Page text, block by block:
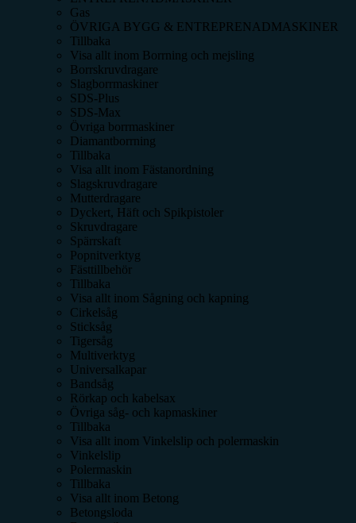
Gas
ÖVRIGA BYGG & ENTREPRENADMASKINER
Tillbaka
Visa allt inom Borrning och mejsling
Borrskruvdragare
Slagborrmaskiner
SDS-Plus
SDS-Max
Övriga borrmaskiner
Diamantborrning
Tillbaka
Visa allt inom Fästanordning
Slagskruvdragare
Mutterdragare
Dyckert, Häft och Spikpistoler
Skruvdragare
Spärrskaft
Popnitverktyg
Fästtillbehör
Tillbaka
Visa allt inom Sågning och kapning
Cirkelsåg
Sticksåg
Tigersåg
Multiverktyg
Universalkapar
Bandsåg
Rörkap och kabelsax
Övriga såg- och kapmaskiner
Tillbaka
Visa allt inom Vinkelslip och polermaskin
Vinkelslip
Polermaskin
Tillbaka
Visa allt inom Betong
Betongsloda